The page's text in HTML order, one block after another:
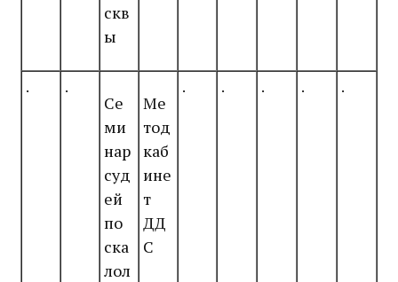
скв
ы
. .
Се
ми
нар
суд
ей
по
ска
лол
Ме
тод
каб
ине
т
ДД
С
. . . . .